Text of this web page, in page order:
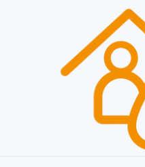
Skip to main content